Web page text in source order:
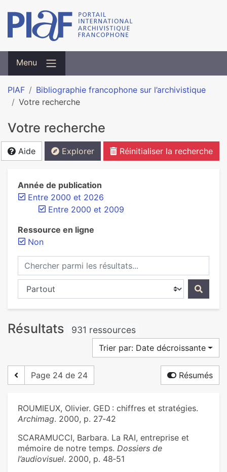
Menu
PIAF
Bibliographie francophone sur l’archivistique
Votre recherche
Votre recherche
Aide Explorer Réinitialiser la recherche
Année de publication
Entre 2000 et 2026
Entre 2000 et 2009
Ressource en ligne
Non
Chercher parmi les résultats...
Chercher dans...
Résultats 931 ressources
Trier par: Date décroissante
Page 24 de 24 Résumés
ROUMIEUX, Olivier. GED : chiffres et stratégies.
Archimag. 2000, p. 27‑42
SCARAMUCCI, Barbara. La RAI, entreprise et
mémoire de notre temps. Dossiers de
l’audiovisuel. 2000, p. 48‑51